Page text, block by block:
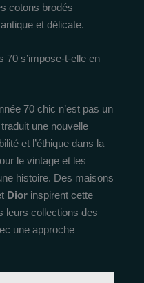
cotons brodés
et délicate.
70 s’impose-t-elle en
70 chic n’est pas un
une nouvelle
et l’éthique dans la
le vintage et les
histoire. Des maisons
Dior inspirent cette
leurs collections des
une approche